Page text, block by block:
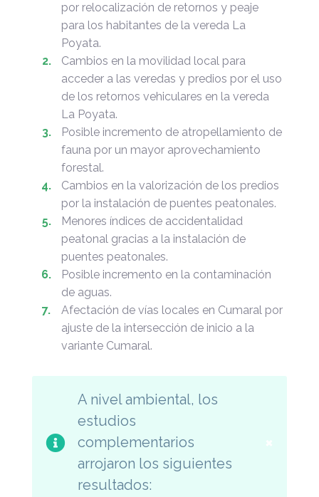
por relocalización de retornos y peaje
para los habitantes de la vereda La
Poyata.
Cambios en la movilidad local para
acceder a las veredas y predios por el uso
de los retornos vehiculares en la vereda
La Poyata.
Posible incremento de atropellamiento de
fauna por un mayor aprovechamiento
forestal.
Cambios en la valorización de los predios
por la instalación de puentes peatonales.
Menores índices de accidentalidad
peatonal gracias a la instalación de
puentes peatonales.
Posible incremento en la contaminación
de aguas.
Afectación de vías locales en Cumaral por
ajuste de la intersección de inicio a la
variante Cumaral.
A nivel ambiental, los
estudios
complementarios
arrojaron los siguientes
resultados:
×